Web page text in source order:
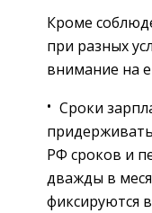
Кроме
при разных
внимание на
Сроки
РФ сроков и
дважды в
фиксируются